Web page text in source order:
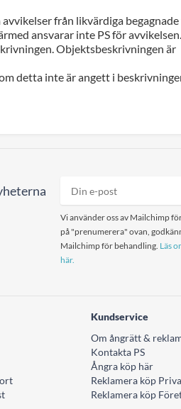
från likvärdiga
ansvarar inte PS för avvikelsen.
Objektsbeskrivningen är
detta inte är angett i
Vi använder oss av Mailchimp
på "prenumerera" ovan,
Mailchimp för behandling. Läs
här.
Kundservice
Om ångrätt &
Kontakta PS
Ångra köp här
Reklamera köp
Reklamera köp